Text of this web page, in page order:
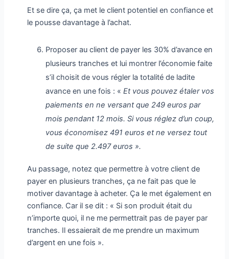
Et se dire ça, ça met le client potentiel en confiance et
le pousse davantage à l’achat.
Proposer au client de payer les 30% d’avance en
plusieurs tranches et lui montrer l’économie faite
s’il choisit de vous régler la totalité de ladite
avance en une fois : «Et vous pouvez étaler vos
paiements en ne versant que 249 euros par
mois pendant 12 mois. Si vous réglez d’un coup,
vous économisez 491 euros et ne versez tout
de suite que 2.497 euros ».
Au passage, notez que permettre à votre client de
payer en plusieurs tranches, ça ne fait pas que le
motiver davantage à acheter. Ça le met également en
confiance. Car il se dit : « Si son produit était du
n’importe quoi, il ne me permettrait pas de payer par
tranches. Il essaierait de me prendre un maximum
d’argent en une fois ».